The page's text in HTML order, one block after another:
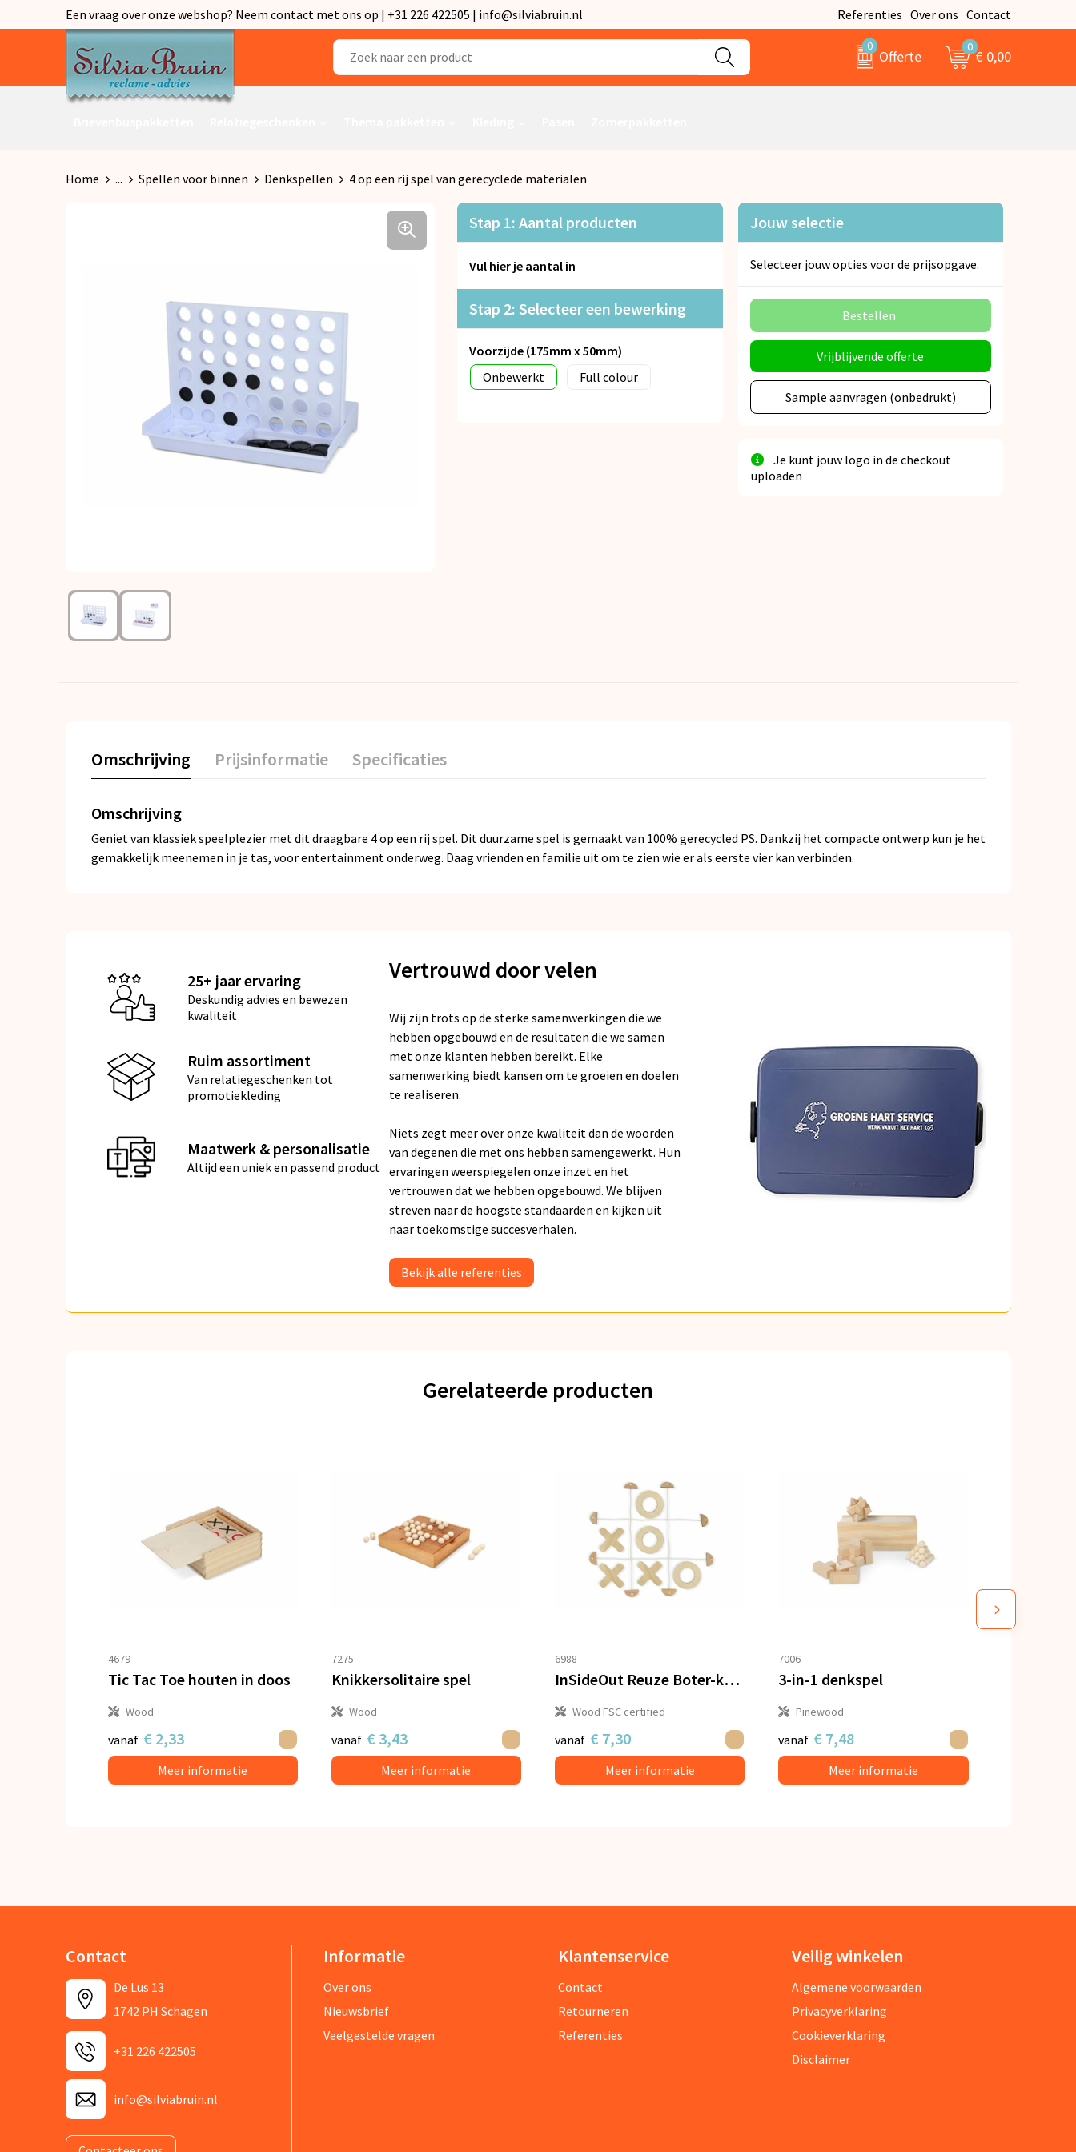
Een vraag over onze webshop? Neem contact met ons op | +31 226 422505 | info@silviabruin.nl Referenties Over ons Contact
0
Offerte
0
€ 0,00
Home ... Spellen voor binnen Denkspellen 4 op een rij spel van gerecyclede materialen
Stap 1: Aantal producten
Vul hier je aantal in
Stap 2: Selecteer een bewerking
Voorzijde (175mm x 50mm)
Onbewerkt
Full colour
Jouw selectie
Selecteer jouw opties voor de prijsopgave.
Bestellen
Vrijblijvende offerte
Sample aanvragen (onbedrukt)
Je kunt jouw logo in de checkout
uploaden
Omschrijving Prijsinformatie Specificaties
Omschrijving
Geniet van klassiek speelplezier met dit draagbare 4 op een rij spel. Dit duurzame spel is gemaakt van 100% gerecycled PS. Dankzij het compacte ontwerp kun je het
gemakkelijk meenemen in je tas, voor entertainment onderweg. Daag vrienden en familie uit om te zien wie er als eerste vier kan verbinden.
25+ jaar ervaring
Deskundig advies en bewezen
kwaliteit
Ruim assortiment
Van relatiegeschenken tot
promotiekleding
Maatwerk & personalisatie
Altijd een uniek en passend product
Vertrouwd door velen
Wij zijn trots op de sterke samenwerkingen die we
hebben opgebouwd en de resultaten die we samen
met onze klanten hebben bereikt. Elke
samenwerking biedt kansen om te groeien en doelen
te realiseren.
Niets zegt meer over onze kwaliteit dan de woorden
van degenen die met ons hebben samengewerkt. Hun
ervaringen weerspiegelen onze inzet en het
vertrouwen dat we hebben opgebouwd. We blijven
streven naar de hoogste standaarden en kijken uit
naar toekomstige succesverhalen.
Bekijk alle referenties
Gerelateerde producten
4679
Tic Tac Toe houten in doos
Wood
vanaf € 2,33
Meer informatie
7275
Knikkersolitaire spel
Wood
vanaf € 3,43
Meer informatie
6988
InSideOut Reuze Boter-kaas-en-eieren
Wood FSC certified
vanaf € 7,30
Meer informatie
7006
3-in-1 denkspel
Pinewood
vanaf € 7,48
Meer informatie
Contact
De Lus 13
1742 PH Schagen
+31 226 422505
info@silviabruin.nl
Informatie
Over ons
Nieuwsbrief
Veelgestelde vragen
Klantenservice
Contact
Retourneren
Referenties
Veilig winkelen
Algemene voorwaarden
Privacyverklaring
Cookieverklaring
Disclaimer